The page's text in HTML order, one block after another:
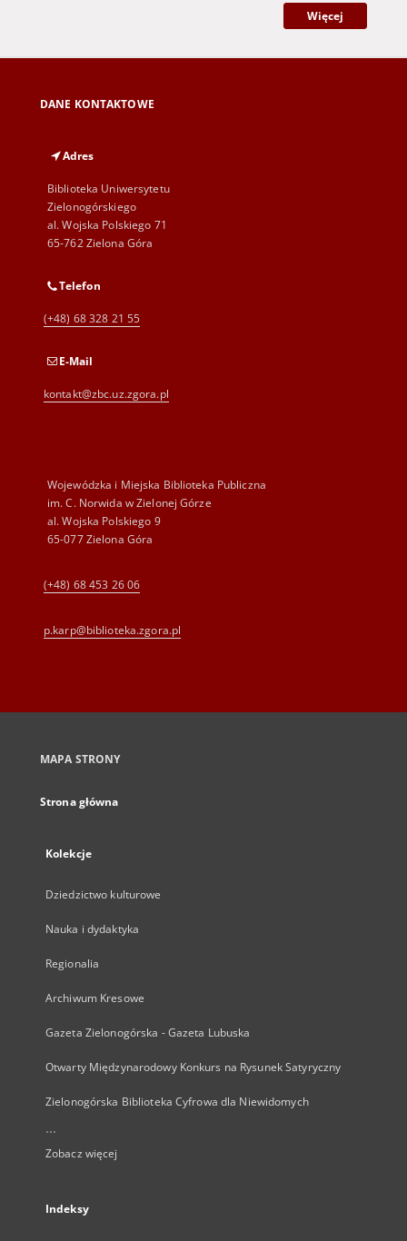
Więcej
DANE KONTAKTOWE
Adres
Biblioteka Uniwersytetu
Zielonogórskiego
al. Wojska Polskiego 71
65-762 Zielona Góra
Telefon
(+48) 68 328 21 55
E-Mail
kontakt@zbc.uz.zgora.pl
Wojewódzka i Miejska Biblioteka Publiczna
im. C. Norwida w Zielonej Górze
al. Wojska Polskiego 9
65-077 Zielona Góra
(+48) 68 453 26 06
p.karp@biblioteka.zgora.pl
MAPA STRONY
Strona główna
Kolekcje
Dziedzictwo kulturowe
Nauka i dydaktyka
Regionalia
Archiwum Kresowe
Gazeta Zielonogórska - Gazeta Lubuska
Otwarty Międzynarodowy Konkurs na Rysunek Satyryczny
Zielonogórska Biblioteka Cyfrowa dla Niewidomych
...
Zobacz więcej
Indeksy